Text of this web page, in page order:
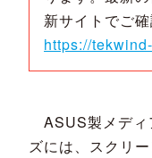
新サイトでご確
https://
ASUS製メディ
ズには、スクリ